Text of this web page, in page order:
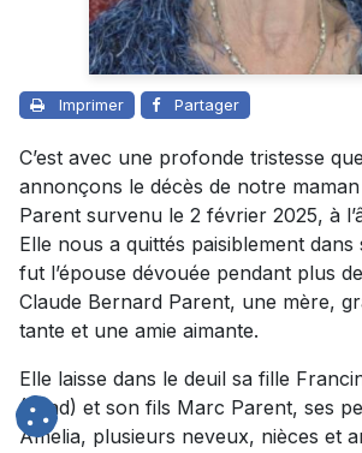
Imprimer Partager
C’est avec une profonde tristesse
annonçons le décès de notre
Parent survenu le 2 février 2025, à
Elle nous a quittés paisiblement dans
fut l’épouse dévouée pendant plus
Claude Bernard Parent, une mère,
tante et une amie aimante.
Elle laisse dans le deuil sa fille
(Brad) et son fils Marc Parent, ses
Amelia, plusieurs neveux, nièces et